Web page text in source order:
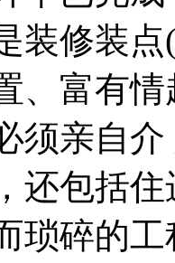
装修装
、富有
须亲自
还包括
琐碎的